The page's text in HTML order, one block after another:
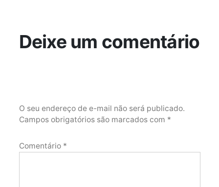
Deixe um comentário
O seu endereço de e-mail não será publicado.
Campos obrigatórios são marcados com *
Comentário *